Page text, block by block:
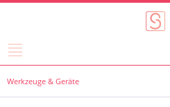
Werkzeuge & Geräte